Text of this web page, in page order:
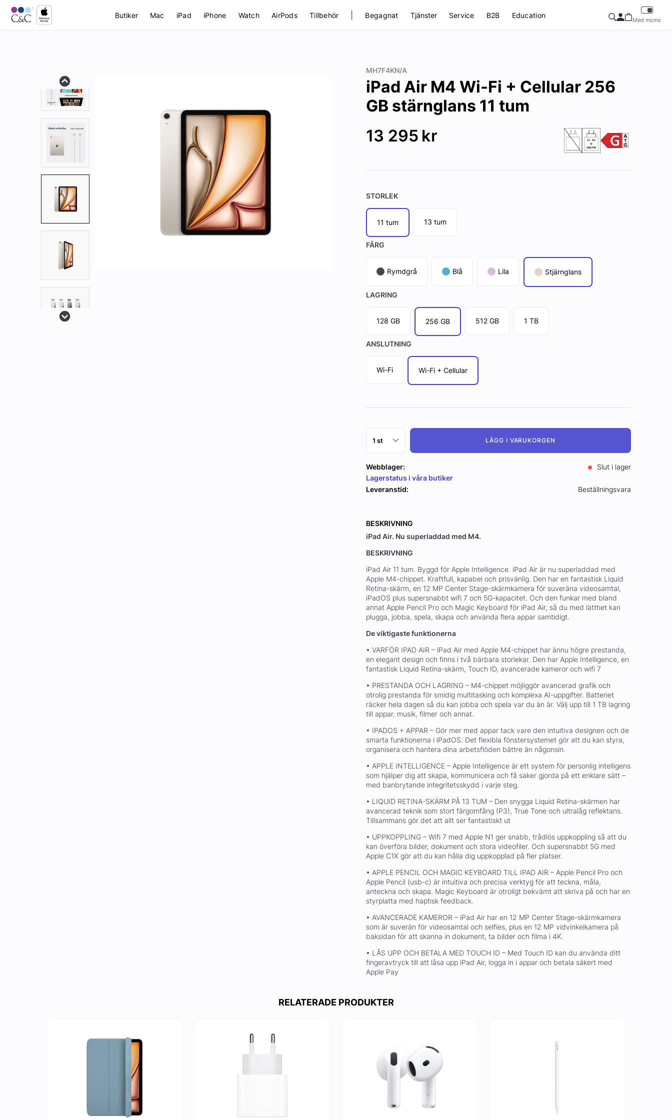
Butiker Mac iPad iPhone Watch AirPods Tillbehör Begagnat Tjänster Service B2B Education
Med moms
MH7F4KN/A
iPad Air M4 Wi-Fi + Cellular 256
GB stärnglans 11 tum
13 295 kr
STORLEK
11 tum 13 tum
FÄRG
Rymdgrå Blå Lila Stjärnglans
LAGRING
128 GB 256 GB 512 GB 1 TB
ANSLUTNING
Wi-Fi Wi-Fi + Cellular
LÄGG I VARUKORGEN
Webblager:
Slut i lager
Lagerstatus i våra butiker
Leveranstid:
Beställningsvara
BESKRIVNING
iPad Air. Nu superladdad med M4.
BESKRIVNING
iPad Air 11 tum. Byggd för Apple Intelligence. iPad Air är nu superladdad med
Apple M4-chippet. Kraftfull, kapabel och prisvänlig. Den har en fantastisk Liquid
Retina-skärm, en 12 MP Center Stage-skärmkamera för suveräna videosamtal,
iPadOS plus supersnabbt wifi 7 och 5G-kapacitet. Och den funkar med bland
annat Apple Pencil Pro och Magic Keyboard för iPad Air, så du med lätthet kan
plugga, jobba, spela, skapa och använda flera appar samtidigt.
De viktigaste funktionerna
• VARFÖR IPAD AIR – iPad Air med Apple M4-chippet har ännu högre prestanda,
en elegant design och finns i två bärbara storlekar. Den har Apple Intelligence, en
fantastisk Liquid Retina-skärm, Touch ID, avancerade kameror och wifi 7
• PRESTANDA OCH LAGRING – M4-chippet möjliggör avancerad grafik och
otrolig prestanda för smidig multitasking och komplexa AI-uppgifter. Batteriet
räcker hela dagen så du kan jobba och spela var du än är. Välj upp till 1 TB lagring
till appar, musik, filmer och annat.
• IPADOS + APPAR – Gör mer med appar tack vare den intuitiva designen och de
smarta funktionerna i iPadOS. Det flexibla fönstersystemet gör att du kan styra,
organisera och hantera dina arbetsflöden bättre än någonsin.
• APPLE INTELLIGENCE – Apple Intelligence är ett system för personlig intelligens
som hjälper dig att skapa, kommunicera och få saker gjorda på ett enklare sätt –
med banbrytande integritetsskydd i varje steg.
• LIQUID RETINA-SKÄRM PÅ 13 TUM – Den snygga Liquid Retina-skärmen har
avancerad teknik som stort färgomfång (P3), True Tone och ultralåg reflektans.
Tillsammans gör det att allt ser fantastiskt ut
• UPPKOPPLING – Wifi 7 med Apple N1 ger snabb, trådlös uppkoppling så att du
kan överföra bilder, dokument och stora videofiler. Och supersnabbt 5G med
Apple C1X gör att du kan hålla dig uppkopplad på fler platser.
• APPLE PENCIL OCH MAGIC KEYBOARD TILL IPAD AIR – Apple Pencil Pro och
Apple Pencil (usb-c) är intuitiva och precisa verktyg för att teckna, måla,
anteckna och skapa. Magic Keyboard är otroligt bekvämt att skriva på och har en
styrplatta med haptisk feedback.
• AVANCERADE KAMEROR – iPad Air har en 12 MP Center Stage-skärmkamera
som är suverän för videosamtal och selfies, plus en 12 MP vidvinkelkamera på
baksidan för att skanna in dokument, ta bilder och filma i 4K.
• LÅS UPP OCH BETALA MED TOUCH ID – Med Touch ID kan du använda ditt
fingeravtryck till att låsa upp iPad Air, logga in i appar och betala säkert med
Apple Pay
RELATERADE PRODUKTER